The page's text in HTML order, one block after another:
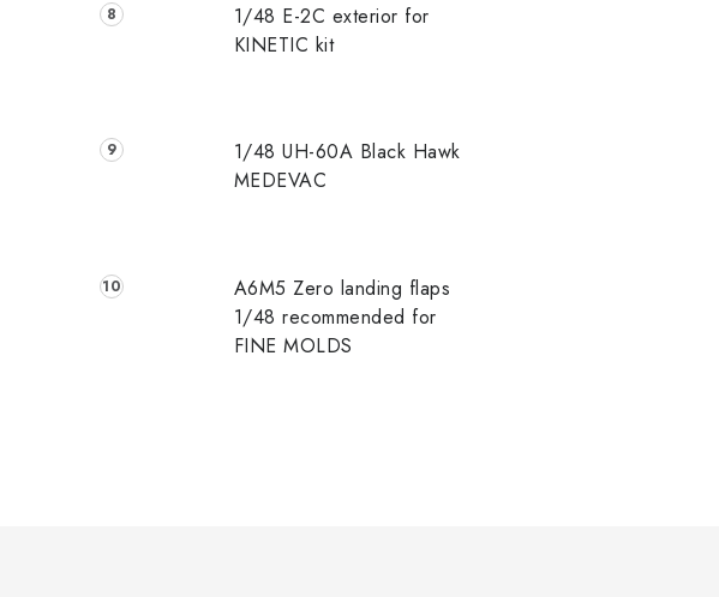
1/48 E-2C exterior for
KINETIC kit
1/48 UH-60A Black Hawk
MEDEVAC
A6M5 Zero landing flaps
1/48 recommended for
FINE MOLDS